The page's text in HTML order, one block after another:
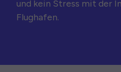
und kein Stress mit der
Flughafen.